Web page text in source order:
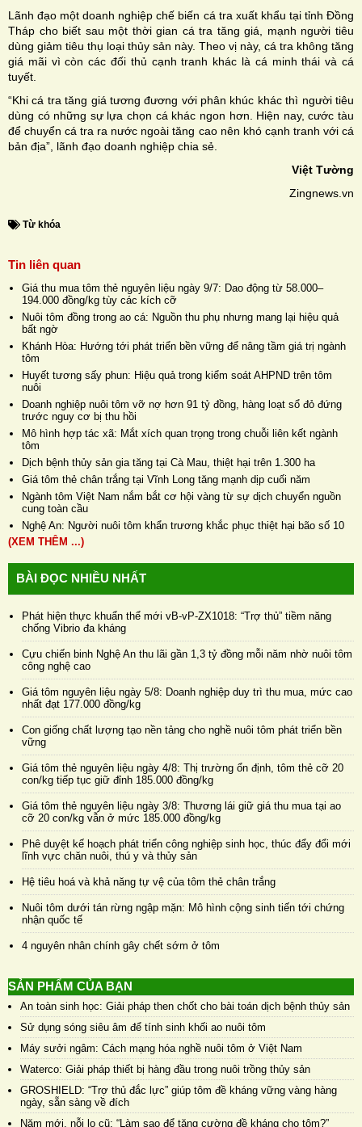
Lãnh đạo một doanh nghiệp chế biến cá tra xuất khẩu tại tỉnh Đồng
Tháp cho biết sau một thời gian cá tra tăng giá, mạnh người tiêu
dùng giảm tiêu thụ loại thủy sản này. Theo vị này, cá tra không tăng
giá mãi vì còn các đối thủ cạnh tranh khác là cá minh thái và cá
tuyết.
“Khi cá tra tăng giá tương đương với phân khúc khác thì người tiêu
dùng có những sự lựa chọn cá khác ngon hơn. Hiện nay, cước tàu
để chuyển cá tra ra nước ngoài tăng cao nên khó cạnh tranh với cá
bản địa”, lãnh đạo doanh nghiệp chia sẻ.
Việt Tường
Zingnews.vn
Từ khóa
Tin liên quan
Giá thu mua tôm thẻ nguyên liệu ngày 9/7: Dao động từ 58.000–
194.000 đồng/kg tùy các kích cỡ
Nuôi tôm đồng trong ao cá: Nguồn thu phụ nhưng mang lại hiệu quả
bất ngờ
Khánh Hòa: Hướng tới phát triển bền vững để nâng tầm giá trị ngành
tôm
Huyết tương sấy phun: Hiệu quả trong kiểm soát AHPND trên tôm
nuôi
Doanh nghiệp nuôi tôm vỡ nợ hơn 91 tỷ đồng, hàng loạt sổ đỏ đứng
trước nguy cơ bị thu hồi
Mô hình hợp tác xã: Mắt xích quan trọng trong chuỗi liên kết ngành
tôm
Dịch bệnh thủy sản gia tăng tại Cà Mau, thiệt hại trên 1.300 ha
Giá tôm thẻ chân trắng tại Vĩnh Long tăng mạnh dịp cuối năm
Ngành tôm Việt Nam nắm bắt cơ hội vàng từ sự dịch chuyển nguồn
cung toàn cầu
Nghệ An: Người nuôi tôm khẩn trương khắc phục thiệt hại bão số 10
(XEM THÊM ...)
BÀI ĐỌC NHIỀU NHẤT
Phát hiện thực khuẩn thể mới vB-vP-ZX1018: “Trợ thủ” tiềm năng
chống Vibrio đa kháng
Cựu chiến binh Nghệ An thu lãi gần 1,3 tỷ đồng mỗi năm nhờ nuôi tôm
công nghệ cao
Giá tôm nguyên liệu ngày 5/8: Doanh nghiệp duy trì thu mua, mức cao
nhất đạt 177.000 đồng/kg
Con giống chất lượng tạo nền tảng cho nghề nuôi tôm phát triển bền
vững
Giá tôm thẻ nguyên liệu ngày 4/8: Thị trường ổn định, tôm thẻ cỡ 20
con/kg tiếp tục giữ đỉnh 185.000 đồng/kg
Giá tôm thẻ nguyên liệu ngày 3/8: Thương lái giữ giá thu mua tại ao
cỡ 20 con/kg vẫn ở mức 185.000 đồng/kg
Phê duyệt kế hoạch phát triển công nghiệp sinh học, thúc đẩy đổi mới
lĩnh vực chăn nuôi, thú y và thủy sản
Hệ tiêu hoá và khả năng tự vệ của tôm thẻ chân trắng
Nuôi tôm dưới tán rừng ngập mặn: Mô hình cộng sinh tiến tới chứng
nhận quốc tế
4 nguyên nhân chính gây chết sớm ở tôm
SẢN PHẨM CỦA BẠN
An toàn sinh học: Giải pháp then chốt cho bài toán dịch bệnh thủy sản
Sử dụng sóng siêu âm để tính sinh khối ao nuôi tôm
Máy sưởi ngâm: Cách mạng hóa nghề nuôi tôm ở Việt Nam
Waterco: Giải pháp thiết bị hàng đầu trong nuôi trồng thủy sản
GROSHIELD: “Trợ thủ đắc lực” giúp tôm đề kháng vững vàng hàng
ngày, sẵn sàng về đích
Năm mới, nỗi lo cũ: “Làm sao để tăng cường đề kháng cho tôm?”